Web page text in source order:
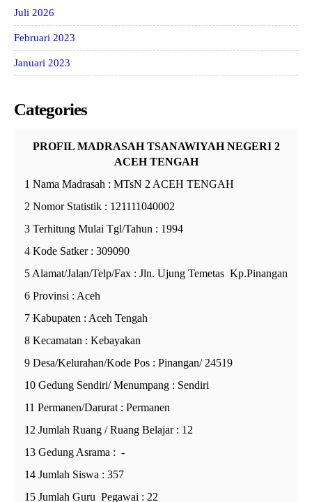
Juli 2026
Februari 2023
Januari 2023
Categories
PROFIL MADRASAH TSANAWIYAH NEGERI 2
ACEH TENGAH
1 Nama Madrasah : MTsN 2 ACEH TENGAH
2 Nomor Statistik : 121111040002
3 Terhitung Mulai Tgl/Tahun : 1994
4 Kode Satker : 309090
5 Alamat/Jalan/Telp/Fax : Jln. Ujung Temetas Kp.Pinangan
6 Provinsi : Aceh
7 Kabupaten : Aceh Tengah
8 Kecamatan : Kebayakan
9 Desa/Kelurahan/Kode Pos : Pinangan/ 24519
10 Gedung Sendiri/ Menumpang : Sendiri
11 Permanen/Darurat : Permanen
12 Jumlah Ruang / Ruang Belajar : 12
13 Gedung Asrama : -
14 Jumlah Siswa : 357
15 Jumlah Guru Pegawai : 22